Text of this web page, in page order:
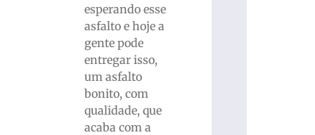
esperando esse
asfalto e hoje a
gente pode
entregar isso,
um asfalto
bonito, com
qualidade, que
acaba com a